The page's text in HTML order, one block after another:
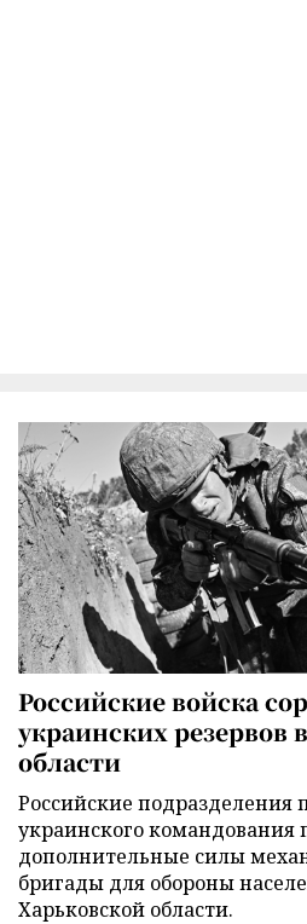
Российские войска
украинских резервов
области
Российские подразделения
украинского командования
дополнительные силы
бригады для обороны
Харьковской области.